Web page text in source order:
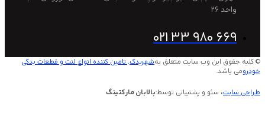
021 33 980
وب سایت متعلق بهشهریدک, تامین کننده انواع لنت و قطعات یدکی
، سئو و پشتیبانی توسط:بالابان مارکتینگ